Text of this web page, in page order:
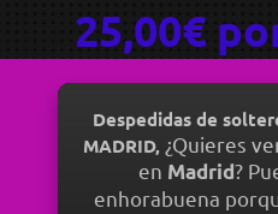
25,00€
Despedidas de
MADRID, ¿Quieres
en Madrid?
enhorabuena